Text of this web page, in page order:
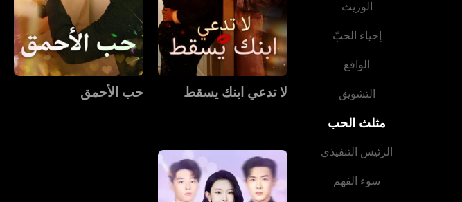
الوريث
إحياء الحبّ
الواقع
التشويق
مثلث الحب
الرئيس التنفيذي
سوء الفهم
‫لا تدعي ابنك يسقط‬ حب الأحمق